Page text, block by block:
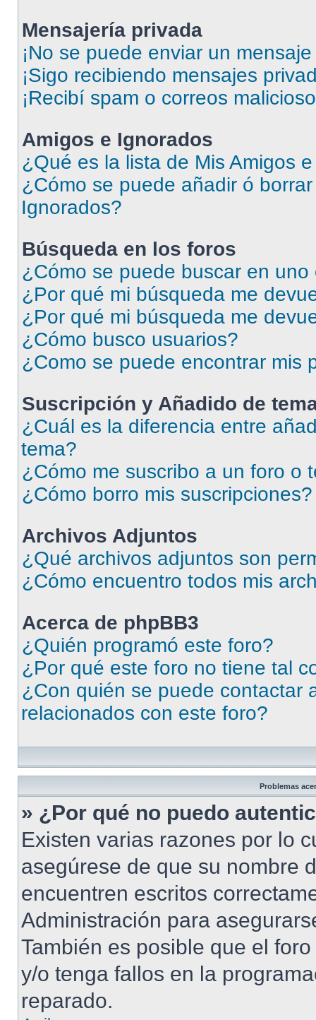
Mensajería privada
¡No se puede enviar un
¡Sigo recibiendo mensajes
¡Recibí spam o correos
Amigos e Ignorados
¿Qué es la lista de Mis Amigos
¿Cómo se puede añadir ó
Ignorados?
Búsqueda en los foros
¿Cómo se puede buscar en uno
¿Por qué mi búsqueda me
¿Por qué mi búsqueda me
¿Cómo busco usuarios?
¿Como se puede encontrar mis
Suscripción y Añadido de
¿Cuál es la diferencia entre
tema?
¿Cómo me suscribo a un foro o
¿Cómo borro mis suscripciones?
Archivos Adjuntos
¿Qué archivos adjuntos son
¿Cómo encuentro todos mis
Acerca de phpBB3
¿Quién programó este foro?
¿Por qué este foro no tiene tal
¿Con quién se puede contactar
relacionados con este foro?
Problemas
» ¿Por qué no puedo
Existen varias razones por lo
asegúrese de que su nombre
encuentren escritos
Administración para
También es posible que el
y/o tenga fallos en la
reparado.